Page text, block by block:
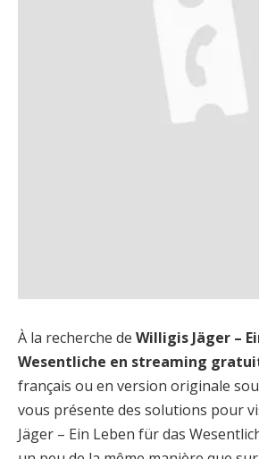
À la recherche de Willigis Jäger –
Wesentliche en streaming
français ou en version originale
vous présente des solutions pour
Jäger – Ein Leben für das